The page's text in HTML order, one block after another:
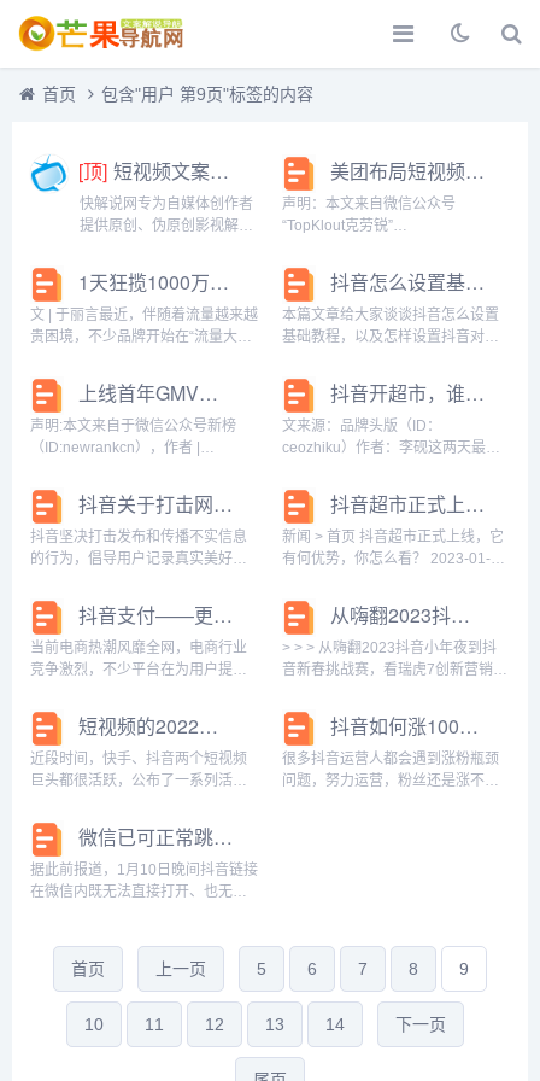
首页 包含"用户 第9页"标签的内容
[顶] 短视频文案解说-快解说网
快解说网专为自媒体创作者
提供原创、伪原创影视解说
最全最好的影视解说分享
网。...
美团布局短视频，抄抖音作业？
声明：本文来自微信公众号
“TopKlout克劳锐”
编辑:纪南，授权站长之家转载发
布。正当本地生活一路高歌猛进之
时，亦在领域长驱直入，直接对抖
音发起了战略反攻...
1天狂揽1000万元，这家企业在抖音杀疯了
文 | 于丽言最近，伴随着流量越来越
贵困境，不少品牌开始在“流量大户”
牌小到门口小店，大到瑞幸、麦当
劳这样的行业翘楚。前不久，瑞幸
就凭借着直播间的男模天团火了一
把，不同于...
抖音怎么设置基础教程 怎样设置抖音
本篇文章给大家谈谈抖音怎么设置
基础教程，以及怎样设置抖音对应
不要忘了收藏本站喔。怎么玩抖音
具体操作步骤1、首先，点击双音主
页上的“我”。2、进入抖音主页，点
击右上角的“三...
上线首年GMV冲刺100亿，抖音超市能硬刚阿里、京东吗？
声明:本文来自于微信公众号新榜
（ID:newrankcn），作者 |
家转载发布。“业内消息说，团队第
一年的目标在百亿左右。”知情人士
小柒告诉新榜编辑部。1月...
抖音开超市，谁慌了
文来源：品牌头版（ID：
ceozhiku）作者：李砚这两天最热
月28日，在APP内上线了“抖音”。
不过，平台没有大张旗鼓搞宣传，
甚至连专门的入口都没有，需要用
户在抖音...
抖音关于打击网络不实信息的公告（七）
抖音坚决打击发布和传播不实信息
的行为，倡导用户记录真实美好生
现，有极个别用户借助“胡*宇身亡
“等热点事件，发布不实信息，对
此，平台予以了严格处理。 自2022
年10月胡*宇...
抖音超市正式上线，它有何优势，你怎么看？
新闻 ˃ 首页 抖音超市正式上线，它
有何优势，你怎么看？ 2023-01-30
尖网友发现，抖音超市已经开始正
式运营。2022年8月，抖音宣布开
设电商超市，从招...
抖音支付——更快捷的支付方式
当前电商热潮风靡全网，电商行业
竞争激烈，不少平台在为用户提供
身的产品功能，帮助用户更好地享
受购物乐趣。以当代消费者网络购
物的主要阵地之一 抖音平台为例，
其就拥有抖音支付等...
从嗨翻2023抖音小年夜到抖音新春挑战赛，看瑞虎7创新营销的硬实力
˃ ˃ ˃ 从嗨翻2023抖音小年夜到抖
音新春挑战赛，看瑞虎7创新营销的
18:11:20 最近，在春...
短视频的2022：抖音快手不是全部！爆款日渐减少，新王即将诞生？
近段时间，快手、抖音两个短视频
巨头都很活跃，公布了一系列活动
月13-1月29日推出“春节不打烊”活
动，拿出70亿流量和1亿元红包激励
平台商家，希望能抓住春节期间的
电商红...
抖音如何涨1000粉丝自助涨粉平台有哪些
很多抖音运营人都会遇到涨粉瓶颈
问题，努力运营，粉丝还是涨不上
微信已可正常跳转抖音链接 抖音链接可跳转打开
据此前报道，1月10日晚间抖音链接
在微信内既无法直接打开、也无法
当时微信并未封锁所有内容，淘宝
链接仍可进行复制，并完成在淘宝
内的链接跳转...
首页 上一页 5 6 7 8 9
10 11 12 13 14 下一页